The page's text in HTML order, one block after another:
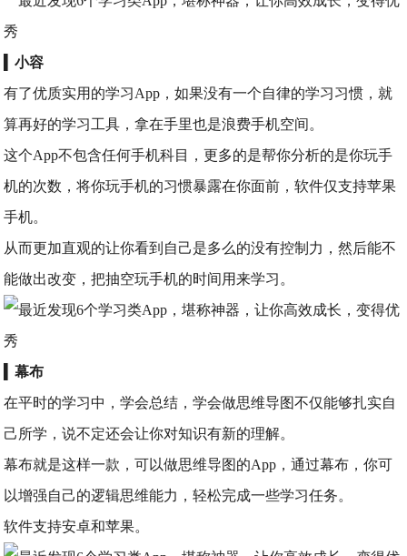
▍小容
有了优质实用的学习App，如果没有一个自律的学习习惯，就
算再好的学习工具，拿在手里也是浪费手机空间。
这个App不包含任何手机科目，更多的是帮你分析的是你玩手
机的次数，将你玩手机的习惯暴露在你面前，软件仅支持苹果
手机。
从而更加直观的让你看到自己是多么的没有控制力，然后能不
能做出改变，把抽空玩手机的时间用来学习。
▍幕布
在平时的学习中，学会总结，学会做思维导图不仅能够扎实自
己所学，说不定还会让你对知识有新的理解。
幕布就是这样一款，可以做思维导图的App，通过幕布，你可
以增强自己的逻辑思维能力，轻松完成一些学习任务。
软件支持安卓和苹果。